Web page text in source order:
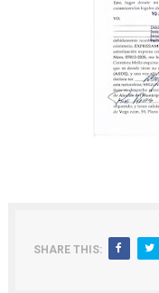
SHARE THIS: